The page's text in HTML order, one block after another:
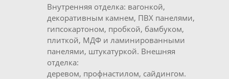
Внутренняя отделка: вагонкой,
декоративным камнем, ПВХ панелями,
гипсокартоном, пробкой, бамбуком,
плиткой, МДФ и ламинированными
панелями, штукатуркой. Внешняя
отделка:
деревом, профнастилом, сайдингом.